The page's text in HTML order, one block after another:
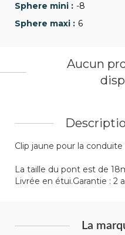
-8
6
Clip jaune pour la
La taille du pont est de
Livrée en étui.Garantie : 2
La
Aucun